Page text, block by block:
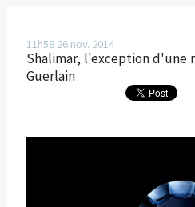
11h58 26 nov. 2014
Shalimar, l'exception d'une
Guerlain